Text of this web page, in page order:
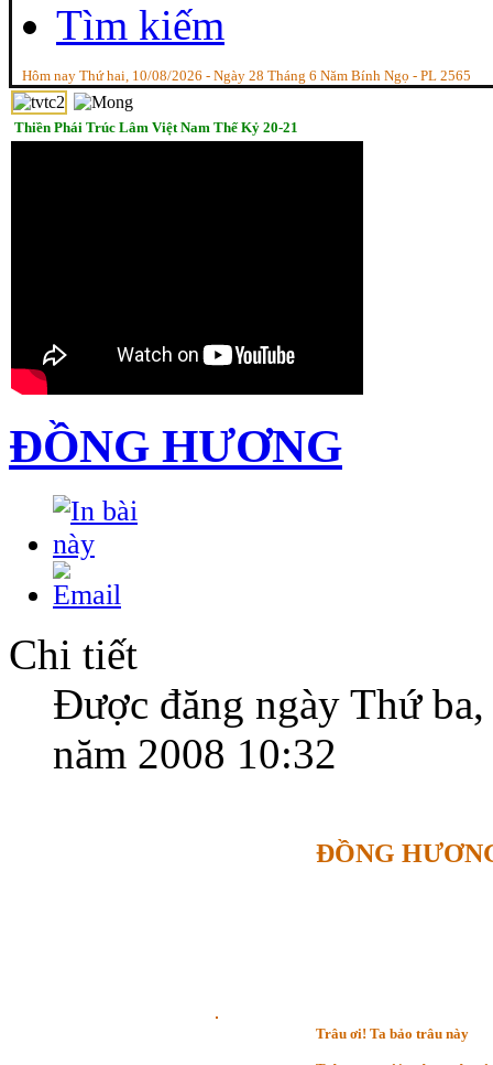
Tìm kiếm
Hôm nay Thứ hai, 10/08/2026 - Ngày 28 Tháng 6 Năm Bính Ngọ - PL 2565
Thiền Phái Trúc Lâm Việt Nam Thế Kỷ 20-21
ĐỒNG HƯƠNG
Chi tiết
Được đăng ngày Thứ
năm 2008 10:32
ĐỒNG
Trâu ơi! Ta bảo trâu này